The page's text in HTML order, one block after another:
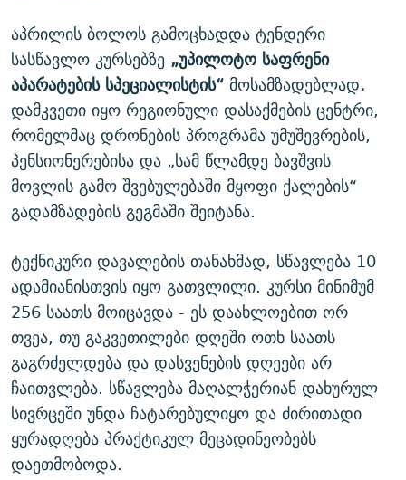
აპრილის ბოლოს გამოცხადდა ტენდერი
სასწავლო კურსებზე „უპილოტო საფრენი
აპარატების სპეციალისტის“მოსამზადებლად.
დამკვეთი იყო რეგიონული დასაქმების ცენტრი,
რომელმაც დრონების პროგრამა უმუშევრების,
პენსიონერებისა და „სამ წლამდე ბავშვის
მოვლის გამო შვებულებაში მყოფი ქალების“
გადამზადების გეგმაში შეიტანა.
ტექნიკური დავალების თანახმად, სწავლება 10
ადამიანისთვის იყო გათვლილი. კურსი მინიმუმ
256 საათს მოიცავდა - ეს დაახლოებით ორ
თვეა, თუ გაკვეთილები დღეში ოთხ საათს
გაგრძელდება და დასვენების დღეები არ
ჩაითვლება. სწავლება მაღალჭერიან დახურულ
სივრცეში უნდა ჩატარებულიყო და ძირითადი
ყურადღება პრაქტიკულ მეცადინეობებს
დაეთმობოდა.